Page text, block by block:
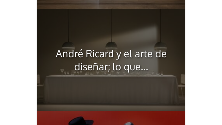
André Ricard y el arte de
diseñar; lo que...